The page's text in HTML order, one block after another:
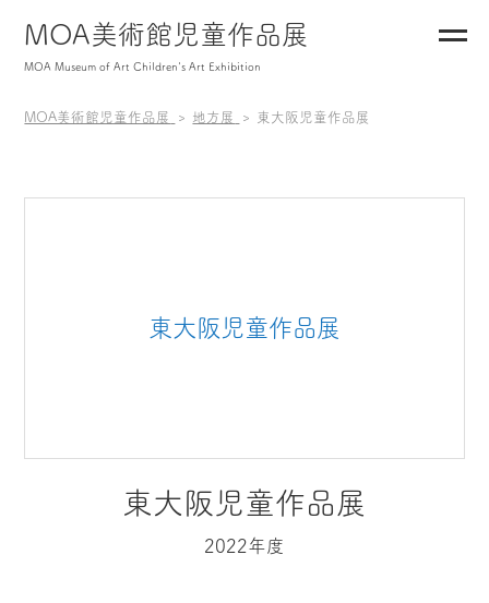
MOA美術館児童作品展
MOA Museum of Art Children's Art Exhibition
MOA美術館児童作品展 地方展 東大阪児童作品展
東大阪児童作品展
東大阪児童作品展
2022年度